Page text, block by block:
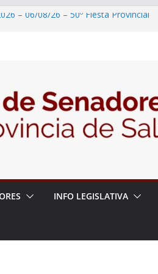
– 06/08/26 – 50º Fiesta Provincial
del Dr. Víctor Alfredo Frías
– 06/08/26 – 82° Edición de la Expo
– 06/08/26 – “Historia y memoria
del pueblo Kolla en el municipio de
INFO LEGISLATIVA